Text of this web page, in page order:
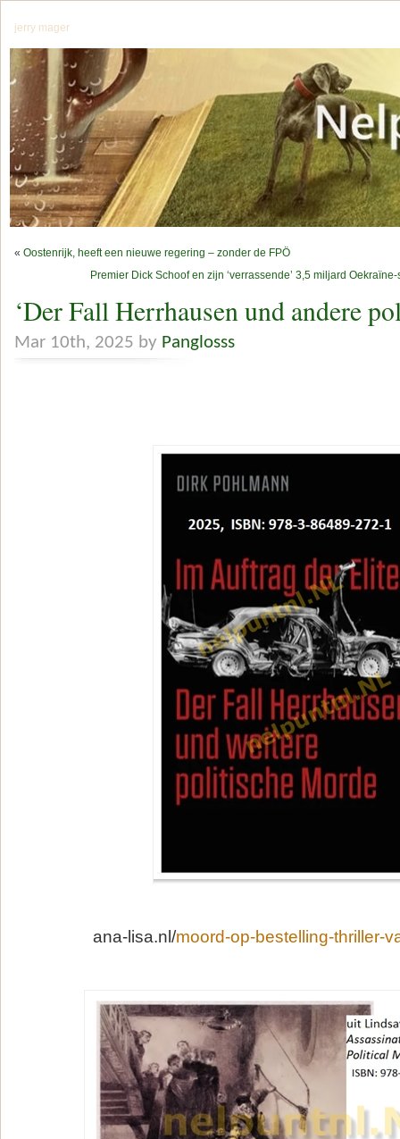
jerry mager
« Oostenrijk, heeft een nieuwe regering – zonder de FPÖ
Premier Dick Schoof en zijn ‘verrassende’ 3,5 miljard
‘Der Fall Herrhausen und andere
Mar 10th, 2025 by Panglosss
ana-lisa.nl/moord-op-bestelling-thriller-